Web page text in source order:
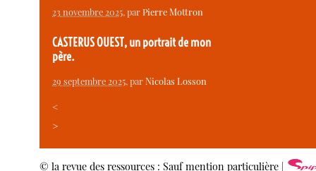
23 novembre 2025, parPierre Mottron
CASTERUS OUEST, un portrait de mon
père.
29 septembre 2025, parNicolas Losson
<
>
© la revue des ressources : Sauf mention particulière |